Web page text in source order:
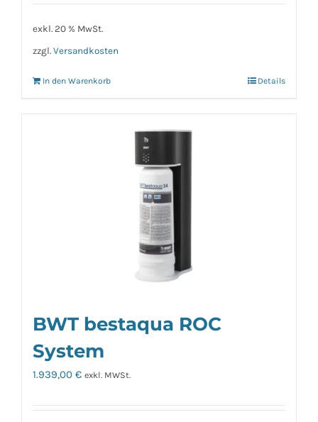
exkl. 20 % MwSt.
zzgl. Versandkosten
In den Warenkorb Details
BWT bestaqua ROC
System
1.939,00 € exkl. MWSt.